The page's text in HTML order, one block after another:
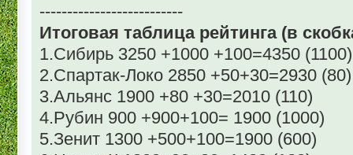
--------------------------
Итоговая таблица рейтинга (в
1.Сибирь 3250 +1000 +100=4350 (1100)
2.Спартак-Локо 2850 +50+30=2930 (80)
3.Альянс 1900 +80 +30=2010 (110)
4.Рубин 900 +900+100= 1900 (1000)
5.Зенит 1300 +500+100=1900 (600)